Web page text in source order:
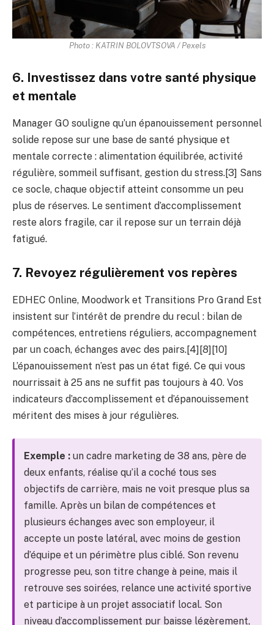
Photo : KATRIN BOLOVTSOVA / Pexels
6. Investissez dans votre santé physique
et mentale
Manager GO souligne qu’un épanouissement personnel
solide repose sur une base de santé physique et
mentale correcte : alimentation équilibrée, activité
régulière, sommeil suffisant, gestion du stress.[3] Sans
ce socle, chaque objectif atteint consomme un peu
plus de réserves. Le sentiment d’accomplissement
reste alors fragile, car il repose sur un terrain déjà
fatigué.
7. Revoyez régulièrement vos repères
EDHEC Online, Moodwork et Transitions Pro Grand Est
insistent sur l’intérêt de prendre du recul : bilan de
compétences, entretiens réguliers, accompagnement
par un coach, échanges avec des pairs.[4][8][10]
L’épanouissement n’est pas un état figé. Ce qui vous
nourrissait à 25 ans ne suffit pas toujours à 40. Vos
indicateurs d’accomplissement et d’épanouissement
méritent des mises à jour régulières.
Exemple : un cadre marketing de 38 ans, père de
deux enfants, réalise qu’il a coché tous ses
objectifs de carrière, mais ne voit presque plus sa
famille. Après un bilan de compétences et
plusieurs échanges avec son employeur, il
accepte un poste latéral, avec moins de gestion
d’équipe et un périmètre plus ciblé. Son revenu
progresse peu, son titre change à peine, mais il
retrouve ses soirées, relance une activité sportive
et participe à un projet associatif local. Son
niveau d’accomplissement pur baisse légèrement,